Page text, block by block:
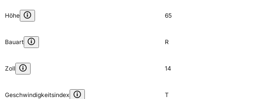
Höhe 65
Bauart R
Zoll 14
Geschwindigkeitsindex T